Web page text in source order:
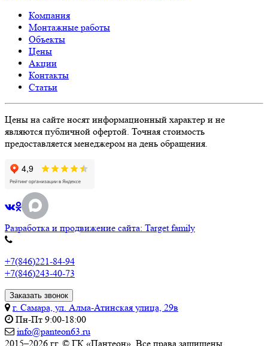
Компания
Монтажные работы
Объекты
Цены
Акции
Контакты
Статьи
Цены на сайте носят информационный характер и не
являются публичной офертой. Точная стоимость
предоставляется менеджером на день обращения.
Разработка и продвижение сайта: Target family
+7(846)221-84-94
+7(846)243-40-73
Заказать звонок
г. Самара, ул. Алма-Атинская улица, 29в
Пн-Пт 9:00-18:00
info@panteon63.ru
2015–2026 гг. © ГК «Пантеон». Все права защищены.